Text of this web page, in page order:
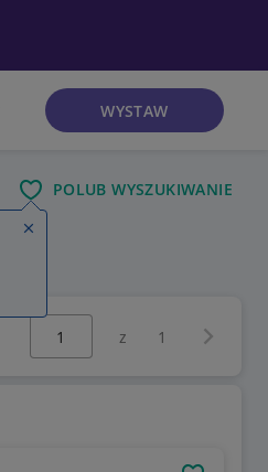
WYSTAW
POLUB WYSZUKIWANIE
Wybierz stronę:
z 1
Zamknij wskazówkę